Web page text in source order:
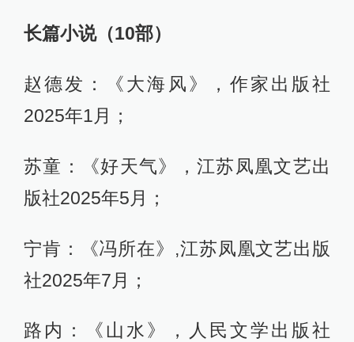
长篇小说（10部）
赵德发：《大海风》，作家出版社
2025年1月；
苏童：《好天气》，江苏凤凰文艺出
版社2025年5月；
宁肯：《冯所在》,江苏凤凰文艺出版
社2025年7月；
路内：《山水》，人民文学出版社